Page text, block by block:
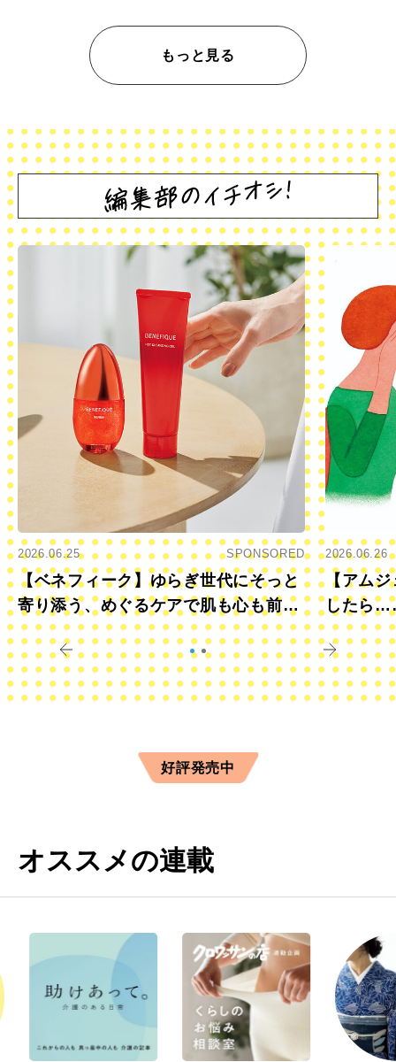
もっと見る
2026.06.25 SPONSORED
【ベネフィーク】ゆらぎ世代にそっと
寄り添う、めぐるケアで肌も心も前向
きに
2026.06.26
【アムジ
したら
すか？
好評発売中
オススメの連載